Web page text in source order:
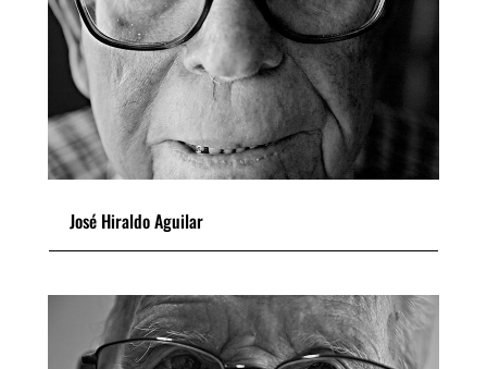
José Hiraldo Aguilar